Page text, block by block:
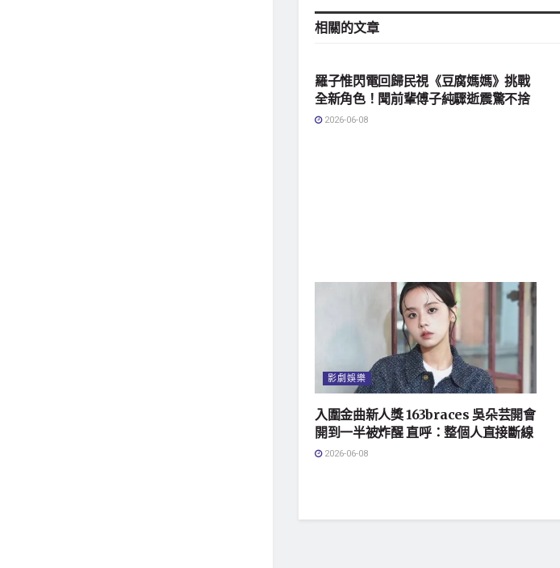
相關的文章
羅子惟閃電回歸民視《豆腐媽媽》挑戰
全新角色！聞前輩傅子純驟逝震驚不捨
2026-06-08
影劇娛樂
入圍金曲新人獎 163braces 吳朵芸開會
開到一半被炸醒 直呼：整個人直接斷線
2026-06-08